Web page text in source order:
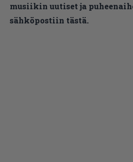
musiikin uutiset ja
sähköpostiin tästä.